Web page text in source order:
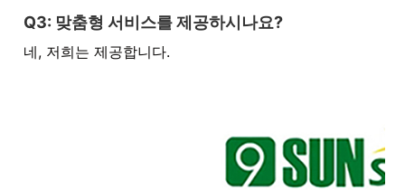
Q3: 맞춤형 서비스를 제공하시나요?
네, 저희는 제공합니다.